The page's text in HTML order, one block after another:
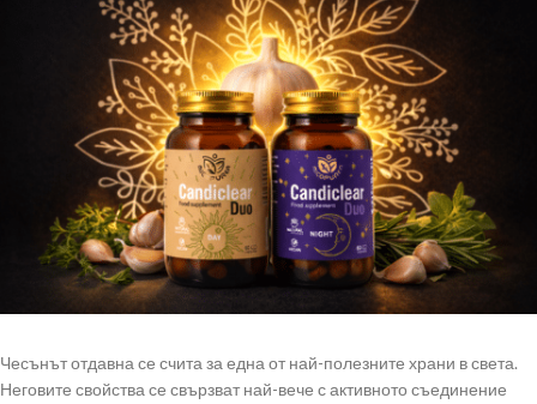
Чесънът отдавна се счита за една от най-полезните храни в света.
Неговите свойства се свързват най-вече с активното съединение